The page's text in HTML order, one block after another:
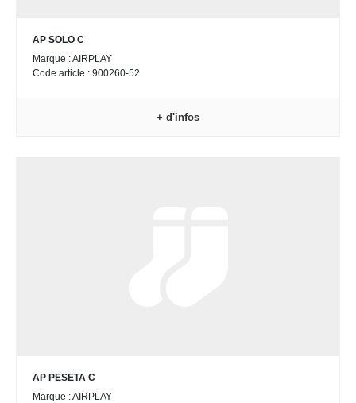
AP SOLO C
Marque : AIRPLAY
Code article : 900260-52
+ d'infos
AP PESETA C
Marque : AIRPLAY